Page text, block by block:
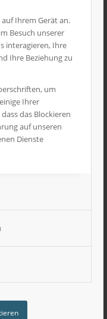
Ihrem Gerät an.
Besuch unserer
interagieren, Ihre
Ihre Beziehung zu
um
Ihrer
das Blockieren
auf unseren
Dienste